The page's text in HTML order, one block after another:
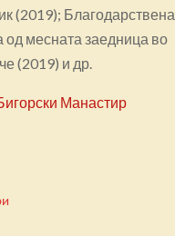
(2019); Благодарствена
од месната заедница во
(2019) и др.
Манастир